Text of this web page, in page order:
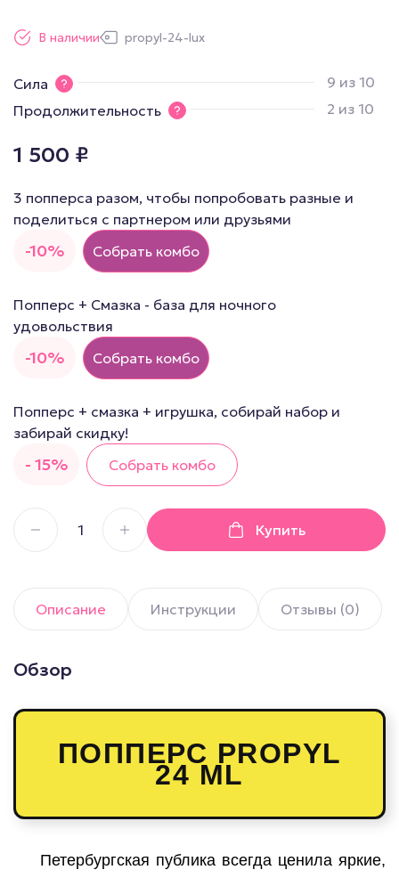
В наличии propyl-24-lux
Сила
9 из 10
Продолжительность
2 из 10
1 500 ₽
-10%
3 попперса разом, чтобы попробовать разные и
поделиться с партнером или друзьями
Собрать комбо
-10%
Попперс + Смазка - база для ночного
удовольствия
Собрать комбо
- 15%
Попперс + смазка + игрушка, собирай набор и
забирай скидку!
Собрать комбо
Купить
Описание Инструкции Отзывы (0)
Обзор
ПОППЕРС PROPYL
24 ML
Петербургская публика всегда ценила яркие,